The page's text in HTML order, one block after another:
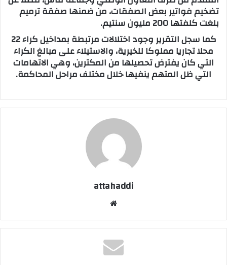
تضخيم فواتير بعض الصفقات، من ضمنها صفقة ترميم
بلغت كلفتها 200 مليون سنتيم.
كما سجل التقرير وجود اختلالات مرتبطة بمداخيل كراء 22
محلا تجاريا مملوكا للخيرية، والاستيلاء على مبالغ الكراء
التي كان يفترض تحصيلها من المكترين، وهي الاتهامات
التي ظل المتهم ينفيها خلال مختلف مراحل المحاكمة.
attahaddi
الوي
ب